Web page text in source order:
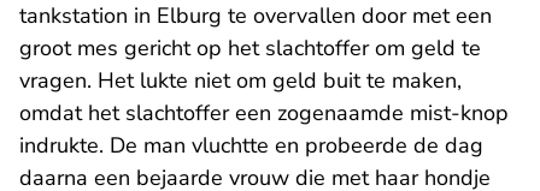
tankstation in Elburg te overvallen door met een
groot mes gericht op het slachtoffer om geld te
vragen. Het lukte niet om geld buit te maken,
omdat het slachtoffer een zogenaamde mist-knop
indrukte. De man vluchtte en probeerde de dag
daarna een bejaarde vrouw die met haar hondje